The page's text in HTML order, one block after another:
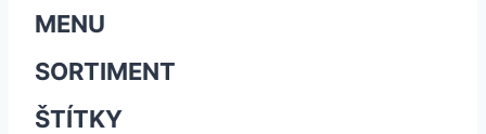
MENU
SORTIMENT
ŠTÍTKY